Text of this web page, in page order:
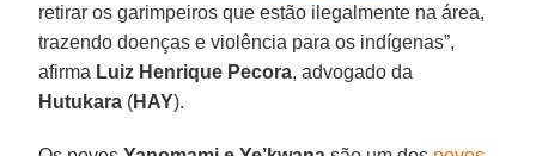
retirar os garimpeiros que estão ilegalmente na área,
trazendo doenças e violência para os indígenas”,
afirma Luiz Henrique Pecora, advogado da
Hutukara (HAY).